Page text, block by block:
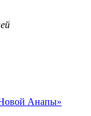
Анапы»